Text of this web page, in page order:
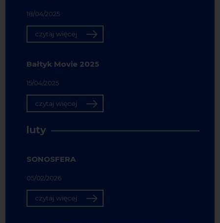
18/04/2025
czytaj więcej
Bałtyk Movie 2025
15/04/2025
czytaj więcej
luty
SONOSFERA
05/02/2026
czytaj więcej